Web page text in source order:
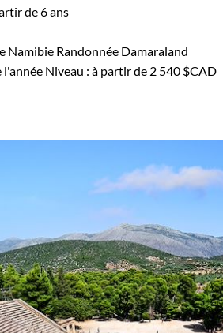
de 6 ans
Namibie Randonnée Damaraland
l'année Niveau : à partir de 2 540 $CAD